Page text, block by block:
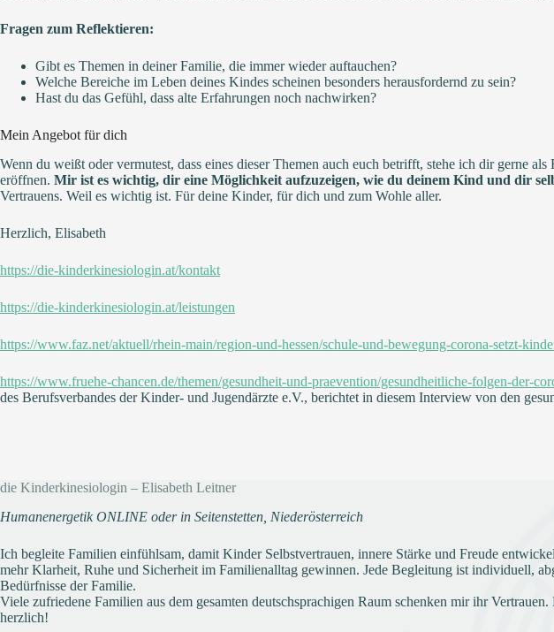
Fragen zum Reflektieren:
Gibt es Themen in deiner Familie, die immer wieder auftauchen?
Welche Bereiche im Leben deines Kindes scheinen besonders herausfordernd zu sein?
Hast du das Gefühl, dass alte Erfahrungen noch nachwirken?
Mein Angebot für dich
Wenn du weißt oder vermutest, dass eines dieser Themen auch euch betrifft, stehe ich dir gerne
eröffnen. Mir ist es wichtig, dir eine Möglichkeit aufzuzeigen, wie du deinem Kind und dir
Vertrauens. Weil es wichtig ist. Für deine Kinder, für dich und zum Wohle aller.
Herzlich, Elisabeth
https://die-kinderkinesiologin.at/kontakt
https://die-kinderkinesiologin.at/leistungen
https://www.faz.net/aktuell/rhein-main/region-und-hessen/schule-und-bewegung-corona-setzt-
https://www.fruehe-chancen.de/themen/gesundheit-und-praevention/gesundheitliche-folgen-der-
des Berufsverbandes der Kinder- und Jugendärzte e.V., berichtet in diesem Interview von den
die Kinderkinesiologin – Elisabeth Leitner
Humanenergetik ONLINE oder in Seitenstetten, Niederösterreich
Ich begleite Familien einfühlsam, damit Kinder Selbstvertrauen, innere Stärke und Freude
mehr Klarheit, Ruhe und Sicherheit im Familienalltag gewinnen. Jede Begleitung ist individuell,
Bedürfnisse der Familie.
Viele zufriedene Familien aus dem gesamten deutschsprachigen Raum schenken mir ihr Vertrauen.
herzlich!